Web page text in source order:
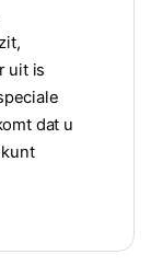
uit is
dat u